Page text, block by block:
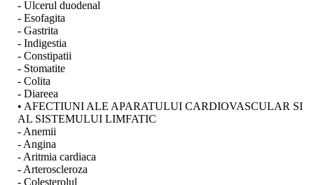
- Ulcerul duodenal
- Esofagita
- Gastrita
- Indigestia
- Constipatii
- Stomatite
- Colita
- Diareea
• AFECTIUNI ALE APARATULUI CARDIOVASCULAR SI
AL SISTEMULUI LIMFATIC
- Anemii
- Angina
- Aritmia cardiaca
- Arteroscleroza
- Colesterolul